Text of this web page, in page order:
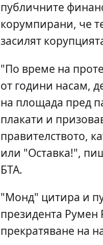
публичните
корумпирани, че
засилят
"По време на
от години насам,
на площада пред
плакати и
правителството,
или "Оставка!",
БТА.
"Монд" цитира и
президента Румен
прекратяване на